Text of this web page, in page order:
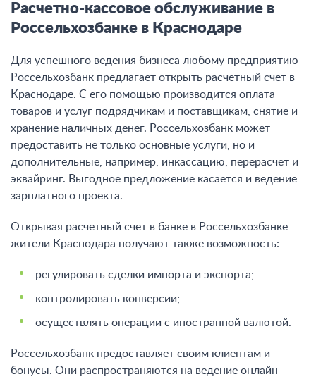
Расчетно-кассовое обслуживание в
Россельхозбанке в Краснодаре
Для успешного ведения бизнеса любому предприятию
Россельхозбанк предлагает открыть расчетный счет в
Краснодаре. С его помощью производится оплата
товаров и услуг подрядчикам и поставщикам, снятие и
хранение наличных денег. Россельхозбанк может
предоставить не только основные услуги, но и
дополнительные, например, инкассацию, перерасчет и
эквайринг. Выгодное предложение касается и ведение
зарплатного проекта.
Открывая расчетный счет в банке в Россельхозбанке
жители Краснодара получают также возможность:
регулировать сделки импорта и экспорта;
контролировать конверсии;
осуществлять операции с иностранной валютой.
Россельхозбанк предоставляет своим клиентам и
бонусы. Они распространяются на ведение онлайн-